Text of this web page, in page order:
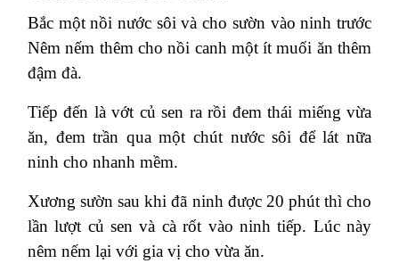
Bắc một nồi nước sôi và cho sườn vào ninh trước
Nêm nếm thêm cho nồi canh một ít muối ăn thêm
đậm đà.
Tiếp đến là vớt củ sen ra rồi đem thái miếng vừa
ăn, đem trần qua một chút nước sôi để lát nữa
ninh cho nhanh mềm.
Xương sườn sau khi đã ninh được 20 phút thì cho
lần lượt củ sen và cà rốt vào ninh tiếp. Lúc này
nêm nếm lại với gia vị cho vừa ăn.